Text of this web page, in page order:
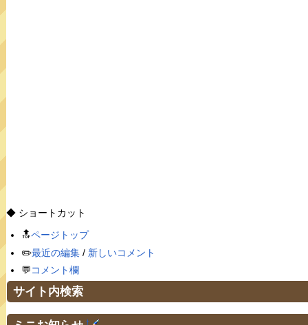
◆ ショートカット
🔝ページトップ
✏️最近の編集/ 新しいコメント
💬コメント欄
サイト内検索
†